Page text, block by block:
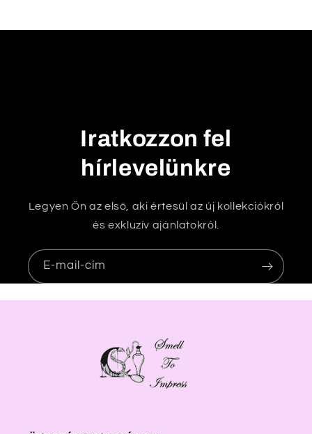
k
Iratkozzon fel
hírlevelünkre
Legyen Ön az első, aki értesül az új kollekciókról
és exkluzív ajánlatokról.
E-mail-cím